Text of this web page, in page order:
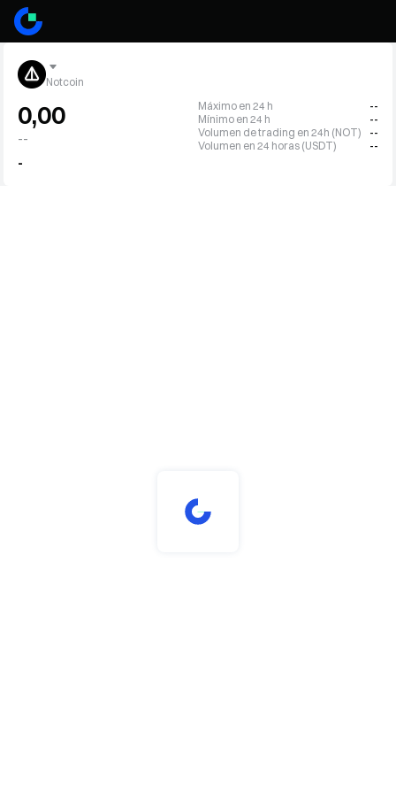
Notcoin
0,00
--
-
Máximo en 24 h
--
Mínimo en 24 h
--
Volumen de trading en 24h (NOT)
--
Volumen en 24 horas (USDT)
--